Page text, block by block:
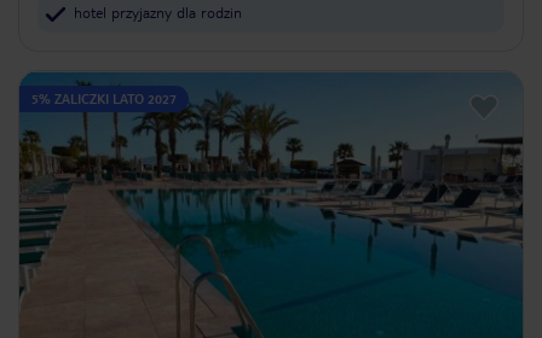
hotel przyjazny dla rodzin
5% ZALICZKI LATO 2027